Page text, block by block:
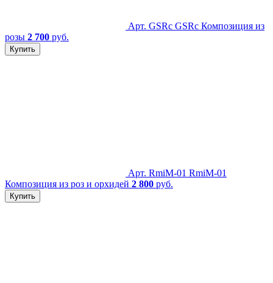
Арт. GSRc GSRc Композиция из
розы 2 700 руб.
Купить
Арт. RmiM-01 RmiM-01
Композиция из роз и орхидей 2 800 руб.
Купить